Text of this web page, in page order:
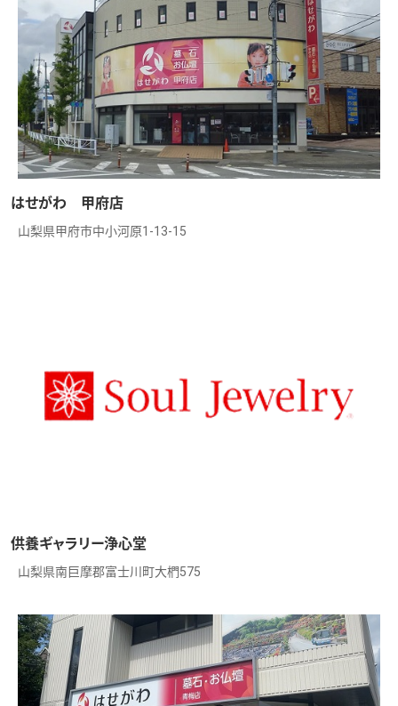
はせがわ 甲府店
山梨県甲府市中小河原1-13-15
供養ギャラリー浄心堂
山梨県南巨摩郡富士川町大椚575